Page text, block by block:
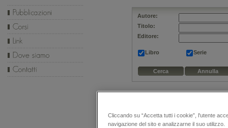
Autore:
Titolo:
Editore:
Libro Serie
Cliccando su “Accetta tutti i cookie”, l'utente
navigazione del sito e analizzarne il suo utilizzo.